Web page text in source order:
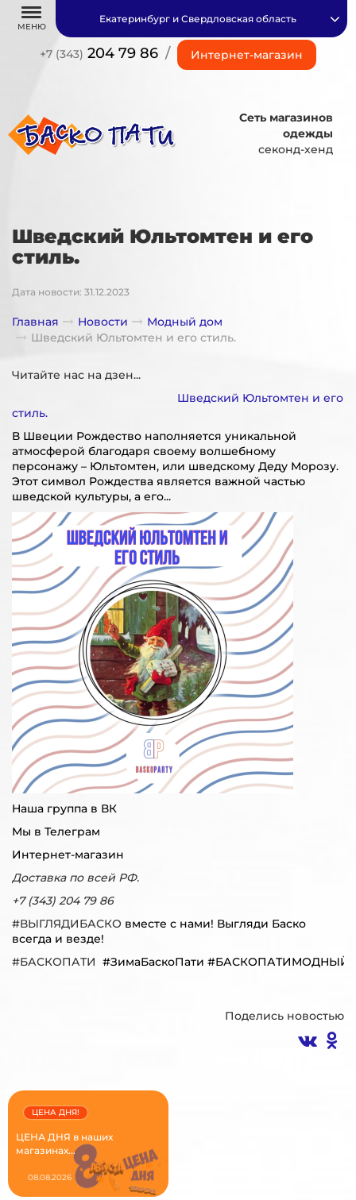
МЕНЮ
+7 (343) 204 79 86 / Интернет-магазин
Екатеринбург и Свердловская область
Сеть магазинов
одежды
секонд-хенд
Шведский Юльтомтен и его
стиль.
Дата новости: 31.12.2023
Главная Новости
Модный дом
Шведский Юльтомтен и его стиль.
Читайте нас на дзен...
Шведский Юльтомтен и его
стиль.
В Швеции Рождество наполняется уникальной
атмосферой благодаря своему волшебному
персонажу – Юльтомтен, или шведскому Деду Морозу.
Этот символ Рождества является важной частью
шведской культуры, а его...
Наша группа в ВК
Мы в Телеграм
Интернет-магазин
Доставка по всей РФ.
+7 (343) 204 79 86
#ВЫГЛЯДИБАСКО вместе с нами! Выгляди Баско
всегда и везде!
#БАСКОПАТИ #ЗимаБаскоПати
Поделись новостью
ЦЕНА ДНЯ в наших
магазинах...
ЦЕНА ДНЯ!
08.08.2026